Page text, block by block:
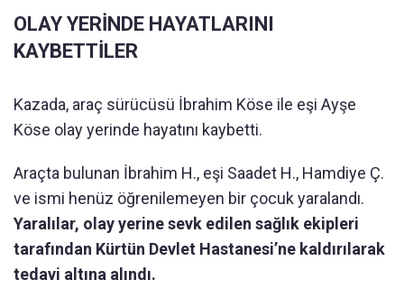
OLAY YERİNDE HAYATLARINI
KAYBETTİLER
Kazada, araç sürücüsü İbrahim Köse ile eşi Ayşe
Köse olay yerinde hayatını kaybetti.
Araçta bulunan İbrahim H., eşi Saadet H., Hamdiye Ç.
ve ismi henüz öğrenilemeyen bir çocuk yaralandı.
Yaralılar, olay yerine sevk edilen sağlık ekipleri
tarafından Kürtün Devlet Hastanesi’ne kaldırılarak
tedavi altına alındı.